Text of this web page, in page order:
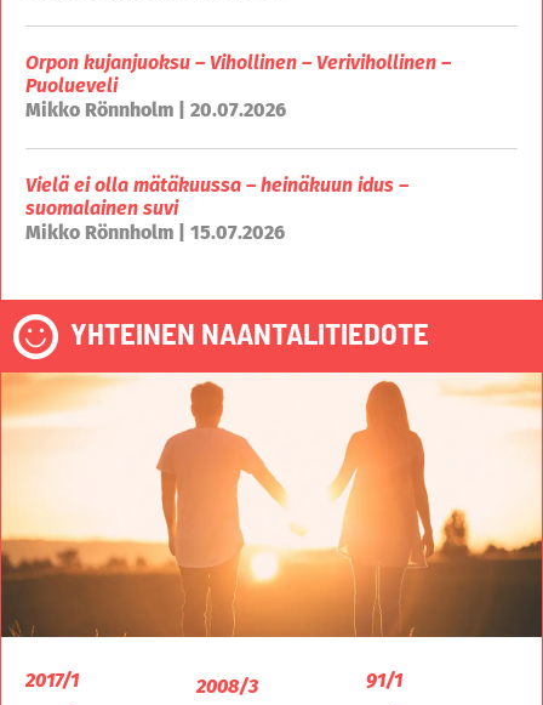
Orpon kujanjuoksu – Vihollinen – Verivihollinen –
Puolueveli
Mikko Rönnholm | 20.07.2026
Vielä ei olla mätäkuussa – heinäkuun idus –
suomalainen suvi
Mikko Rönnholm | 15.07.2026
YHTEINEN NAANTALITIEDOTE
2017/1
2008/3
91/1